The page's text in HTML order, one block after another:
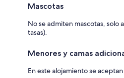
Mascotas
No se admiten mascotas, solo
tasas).
Menores y camas
En este alojamiento se